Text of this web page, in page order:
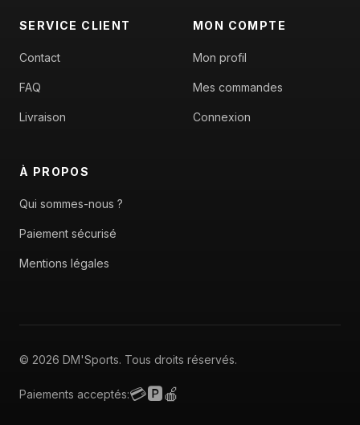
SERVICE CLIENT
Contact
FAQ
Livraison
MON COMPTE
Mon profil
Mes commandes
Connexion
À PROPOS
Qui sommes-nous ?
Paiement sécurisé
Mentions légales
© 2026 DM'Sports. Tous droits réservés.
Paiements acceptés:💳🅿️🍎